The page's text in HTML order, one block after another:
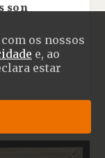
os nossos
e, ao
estar
son